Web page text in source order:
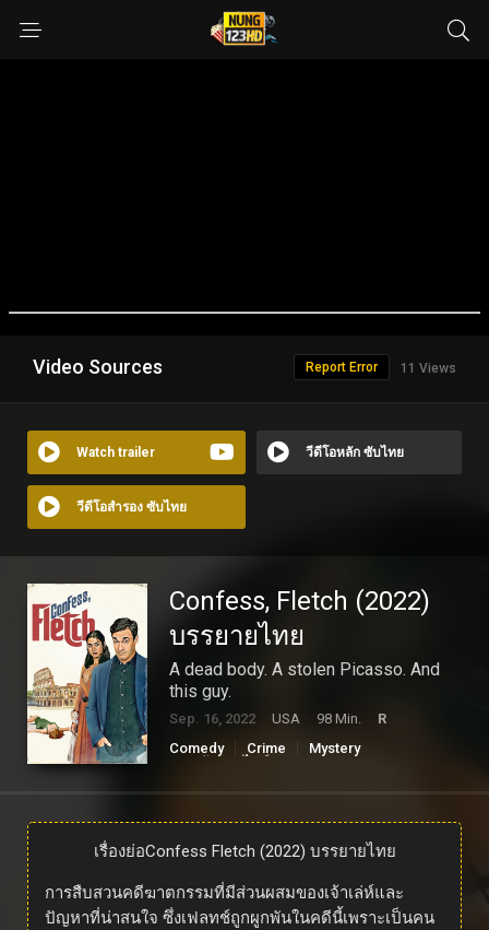
Video Sources 11 Views
Report Error
Watch trailer วีดีโอหลัก ซับไทย
วีดีโอสำรอง ซับไทย
Confess, Fletch (2022)
บรรยายไทย
A dead body. A stolen Picasso. And
this guy.
Sep. 16, 2022 USA 98 Min.
R
Comedy
Crime
Mystery
เรื่องย่อConfess Fletch (2022) บรรยายไทย
การสืบสวนคดีฆาตกรรมที่มีส่วนผสมของเจ้าเล่ห์และ
ปัญหาที่น่าสนใจ ซึ่งเฟลทช์ถูกผูกพันในคดีนี้เพราะเป็นคน